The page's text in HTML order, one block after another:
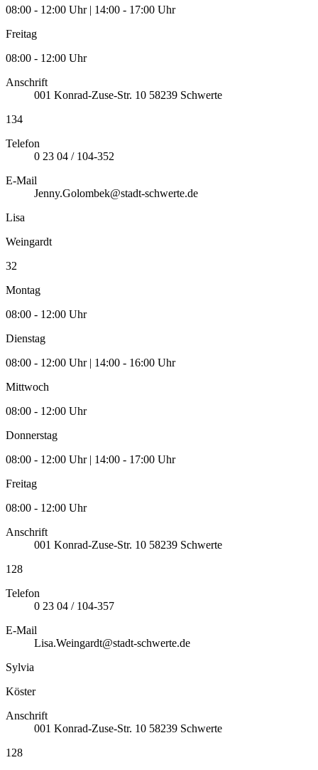
08:00 - 12:00 Uhr | 14:00 - 17:00 Uhr
Freitag
08:00 - 12:00 Uhr
Anschrift
001 Konrad-Zuse-Str. 10 58239 Schwerte
134
Telefon
0 23 04 / 104-352
E-Mail
Jenny.Golombek@stadt-schwerte.de
Lisa
Weingardt
32
Montag
08:00 - 12:00 Uhr
Dienstag
08:00 - 12:00 Uhr | 14:00 - 16:00 Uhr
Mittwoch
08:00 - 12:00 Uhr
Donnerstag
08:00 - 12:00 Uhr | 14:00 - 17:00 Uhr
Freitag
08:00 - 12:00 Uhr
Anschrift
001 Konrad-Zuse-Str. 10 58239 Schwerte
128
Telefon
0 23 04 / 104-357
E-Mail
Lisa.Weingardt@stadt-schwerte.de
Sylvia
Köster
Anschrift
001 Konrad-Zuse-Str. 10 58239 Schwerte
128